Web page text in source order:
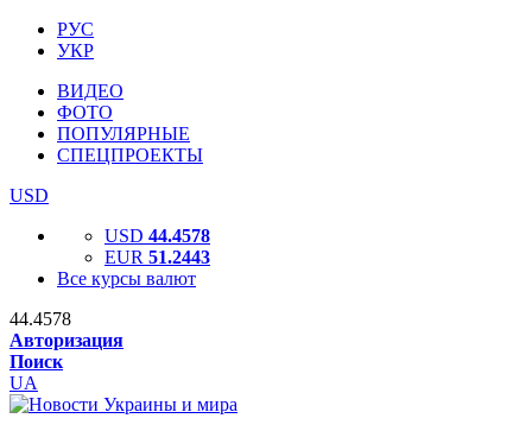
РУС
УКР
ВИДЕО
ФОТО
ПОПУЛЯРНЫЕ
СПЕЦПРОЕКТЫ
USD
USD 44.4578
EUR 51.2443
Все курсы валют
44.4578
Авторизация
Поиск
UA